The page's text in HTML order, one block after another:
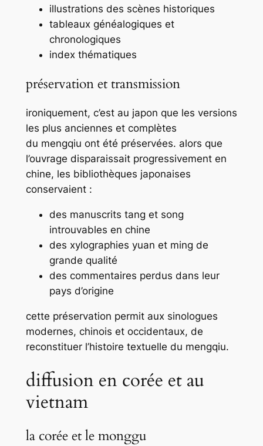
illustrations des scènes historiques
tableaux généalogiques et
chronologiques
index thématiques
préservation et transmission
ironiquement, c’est au japon que les versions
les plus anciennes et complètes
du mengqiu ont été préservées. alors que
l’ouvrage disparaissait progressivement en
chine, les bibliothèques japonaises
conservaient :
des manuscrits tang et song
introuvables en chine
des xylographies yuan et ming de
grande qualité
des commentaires perdus dans leur
pays d’origine
cette préservation permit aux sinologues
modernes, chinois et occidentaux, de
reconstituer l’histoire textuelle du mengqiu.
diffusion en corée et au
vietnam
la corée et le monggu